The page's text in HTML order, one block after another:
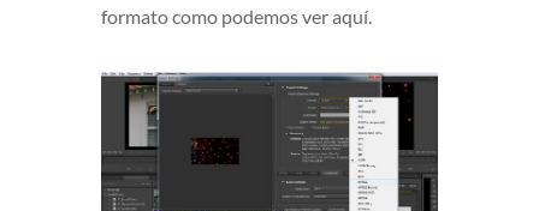
formato como podemos ver aquí.